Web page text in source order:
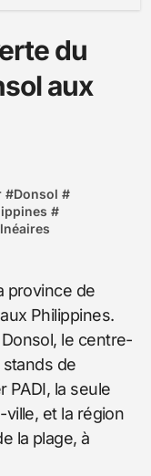
du
aux
#Donsol #
#
province de
Philippines.
le centre-
de
PADI, la seule
et la région
la plage, à